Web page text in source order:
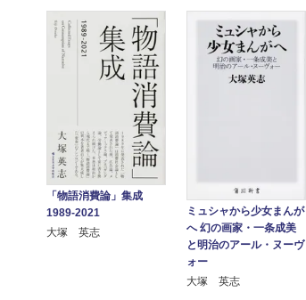
「物語消費論」集成
1989-2021
大塚 英志
ミュシャから少女まんが
へ 幻の画家・一条成美
と明治のアール・ヌーヴ
ォー
大塚 英志